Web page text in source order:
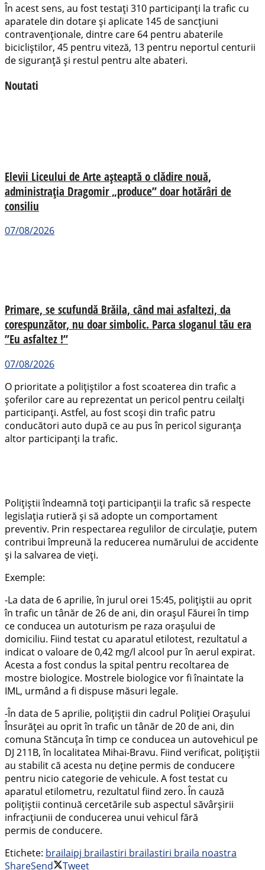
În acest sens, au fost testați 310 participanți la trafic cu
aparatele din dotare și aplicate 145 de sancțiuni
contravenționale, dintre care 64 pentru abaterile
bicicliștilor, 45 pentru viteză, 13 pentru neportul centurii
de siguranță și restul pentru alte abateri.
Noutati
Elevii Liceului de Arte așteaptă o clădire nouă,
administrația Dragomir „produce” doar hotărâri de
consiliu
07/08/2026
Primare, se scufundă Brăila, când mai asfaltezi, da
corespunzător, nu doar simbolic. Parca sloganul tău era
”Eu asfaltez !”
07/08/2026
O prioritate a polițiștilor a fost scoaterea din trafic a
șoferilor care au reprezentat un pericol pentru ceilalți
participanți. Astfel, au fost scoși din trafic patru
conducători auto după ce au pus în pericol siguranța
altor participanți la trafic.
Polițiștii îndeamnă toți participanții la trafic să respecte
legislația rutieră și să adopte un comportament
preventiv. Prin respectarea regulilor de circulație, putem
contribui împreună la reducerea numărului de accidente
și la salvarea de vieți.
Exemple:
-La data de 6 aprilie, în jurul orei 15:45, polițiștii au oprit
în trafic un tânăr de 26 de ani, din orașul Făurei în timp
ce conducea un autoturism pe raza orașului de
domiciliu. Fiind testat cu aparatul etilotest, rezultatul a
indicat o valoare de 0,42 mg/l alcool pur în aerul expirat.
Acesta a fost condus la spital pentru recoltarea de
mostre biologice. Mostrele biologice vor fi înaintate la
IML, urmând a fi dispuse măsuri legale.
-În data de 5 aprilie, polițiștii din cadrul Poliției Orașului
Însurăței au oprit în trafic un tânăr de 20 de ani, din
comuna Stăncuța în timp ce conducea un autovehicul pe
DJ 211B, în localitatea Mihai-Bravu. Fiind verificat, polițiștii
au stabilit că acesta nu deține permis de conducere
pentru nicio categorie de vehicule. A fost testat cu
aparatul etilometru, rezultatul fiind zero. În cauză
polițiștii continuă cercetările sub aspectul săvârșirii
infracțiunii de conducerea unui vehicul fără
permis de conducere.
Etichete: brailaipj brailastiri brailastiri braila noastra
ShareSend
Tweet